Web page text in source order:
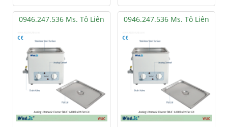
0946.247.536 Ms. Tô Liên 0946.247.536 Ms. Tô Liên